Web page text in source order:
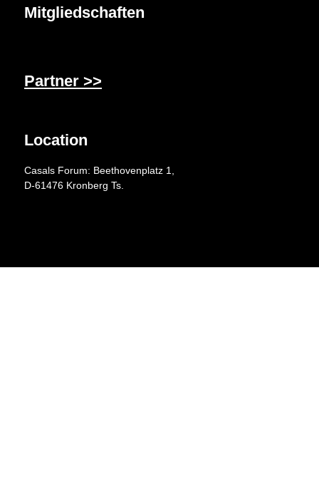
Mitgliedschaften
Partner >>
Location
Casals Forum: Beethovenplatz 1,
D-61476 Kronberg Ts.